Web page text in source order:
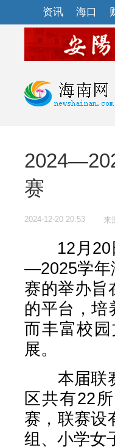
资讯 海口
赛
2024-12-20 20:53 来
12月20日
—2025学年
赛的举办旨
的平台，培
而丰富校
展。
本届联赛
区共有22
赛，联赛设
组、小学女